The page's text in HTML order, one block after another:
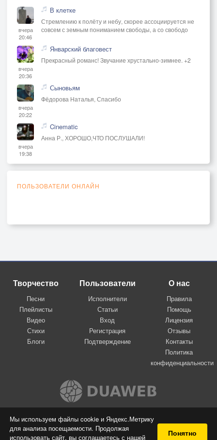
Мы используем файлы cookie и Яндекс.Метрику
для анализа посещаемости. Продолжая
использовать сайт, вы соглашаетесь с нашей
Понятно
вчера
20:46
В клетке
Стремлению к полёту и небу, скорее ассоциируется не
совсем с земным пониманием свободы, а со свободо
вчера
20:36
Январский благовест
Прекрасный романс! Звучание хрустально-зимнее. +2
вчера
20:22
Сыновьям
Фёдорова Наталья, Спасибо
вчера
19:38
Cinematic
Анна Р., ХОРОШО,ЧТО ПОСЛУШАЛИ!
ПОЛЬЗОВАТЕЛИ ОНЛАЙН
Творчество
Песни
Плейлисты
Видео
Стихи
Блоги
Пользователи
Исполнители
Статьи
Вход
Регистрация
Подтверждение
О нас
Правила
Помощь
Лицензия
Отзывы
Контакты
Политика
конфиденциальности
Вконтакте
© 2009-2026 Я-пою